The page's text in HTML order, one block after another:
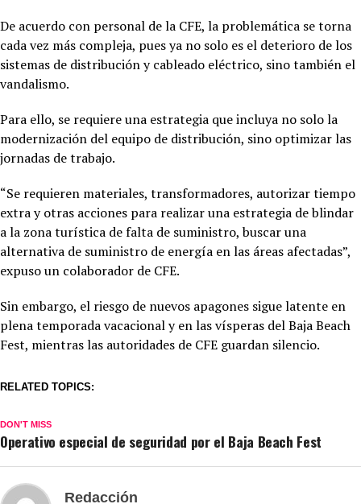
De acuerdo con personal de la CFE, la problemática se torna
cada vez más compleja, pues ya no solo es el deterioro de los
sistemas de distribución y cableado eléctrico, sino también el
vandalismo.
Para ello, se requiere una estrategia que incluya no solo la
modernización del equipo de distribución, sino optimizar las
jornadas de trabajo.
“Se requieren materiales, transformadores, autorizar tiempo
extra y otras acciones para realizar una estrategia de blindar
a la zona turística de falta de suministro, buscar una
alternativa de suministro de energía en las áreas afectadas”,
expuso un colaborador de CFE.
Sin embargo, el riesgo de nuevos apagones sigue latente en
plena temporada vacacional y en las vísperas del Baja Beach
Fest, mientras las autoridades de CFE guardan silencio.
RELATED TOPICS:
DON'T MISS
Operativo especial de seguridad por el Baja Beach Fest
Redacción